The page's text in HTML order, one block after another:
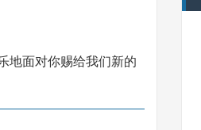
地面对你赐给我们新的